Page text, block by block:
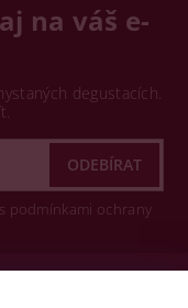
na váš e-
degustacích.
podmínkami ochrany